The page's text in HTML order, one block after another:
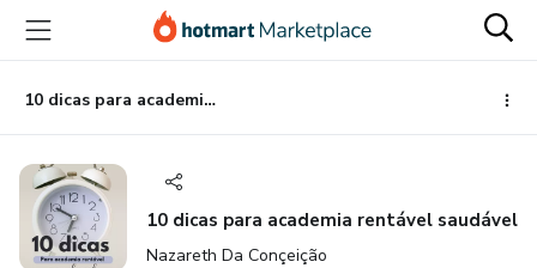
para
conteúdo
principal
para
pagamento
para
rodapé
10 dicas para academia rentável saudável
10 dicas para academia rentável saudável
Nazareth Da Conçeição